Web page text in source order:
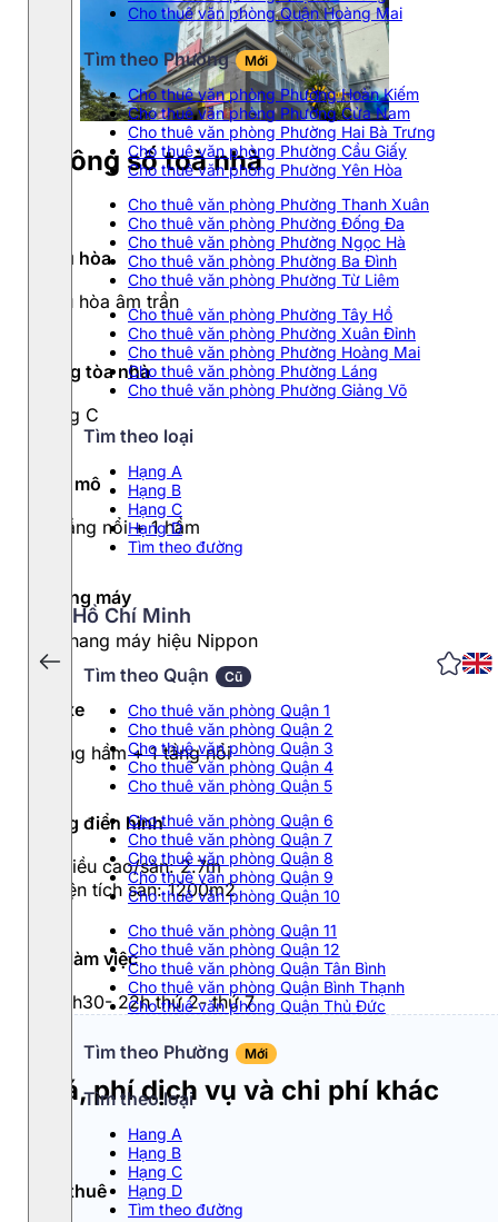
Cho thuê văn phòng Quận Hoàng Mai
Tìm theo Phường Mới
Cho thuê văn phòng Phường Hoàn Kiếm
Cho thuê văn phòng Phường Cửa Nam
Cho thuê văn phòng Phường Hai Bà Trưng
Cho thuê văn phòng Phường Cầu Giấy
Cho thuê văn phòng Phường Yên Hòa
Cho thuê văn phòng Phường Thanh Xuân
Cho thuê văn phòng Phường Đống Đa
Cho thuê văn phòng Phường Ngọc Hà
Cho thuê văn phòng Phường Ba Đình
Cho thuê văn phòng Phường Từ Liêm
Cho thuê văn phòng Phường Tây Hồ
Cho thuê văn phòng Phường Xuân Đỉnh
Cho thuê văn phòng Phường Hoàng Mai
Cho thuê văn phòng Phường Láng
Cho thuê văn phòng Phường Giảng Võ
Tìm theo loại
Hạng A
Hạng B
Hạng C
Hạng D
Tìm theo đường
Hồ Chí Minh
Tìm theo Quận Cũ
Cho thuê văn phòng Quận 1
Cho thuê văn phòng Quận 2
Cho thuê văn phòng Quận 3
Cho thuê văn phòng Quận 4
Cho thuê văn phòng Quận 5
Cho thuê văn phòng Quận 6
Cho thuê văn phòng Quận 7
Cho thuê văn phòng Quận 8
Cho thuê văn phòng Quận 9
Cho thuê văn phòng Quận 10
Cho thuê văn phòng Quận 11
Cho thuê văn phòng Quận 12
Cho thuê văn phòng Quận Tân Bình
Cho thuê văn phòng Quận Bình Thạnh
Cho thuê văn phòng Quận Thủ Đức
Tìm theo Phường Mới
Tìm theo loại
Hang A
Hạng B
Hạng C
Hạng D
Tìm theo đường
Thông số toà nhà
Điều hòa
Điều hòa âm trần
Hạng tòa nhà
Hạng C
Quy mô
10 tầng nổi + 1 hầm
Thang máy
02 thang máy hiệu Nippon
Đỗ xe
1 tầng hầm + 1 tầng nổi
Tầng điển hình
- Chiều cao/sàn: 2.7m
- Diện tích sàn: 1200m2
Giờ làm việc
Từ 7h30- 22h thứ 2- thứ 7
Giá, phí dịch vụ và chi phí khác
Giá thuê